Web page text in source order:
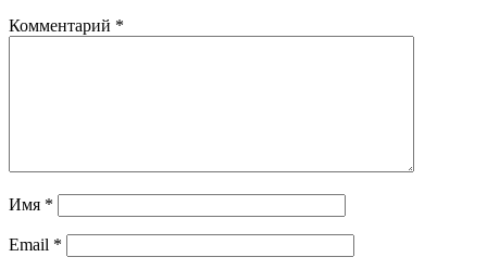
Комментарий *
Имя *
Email *